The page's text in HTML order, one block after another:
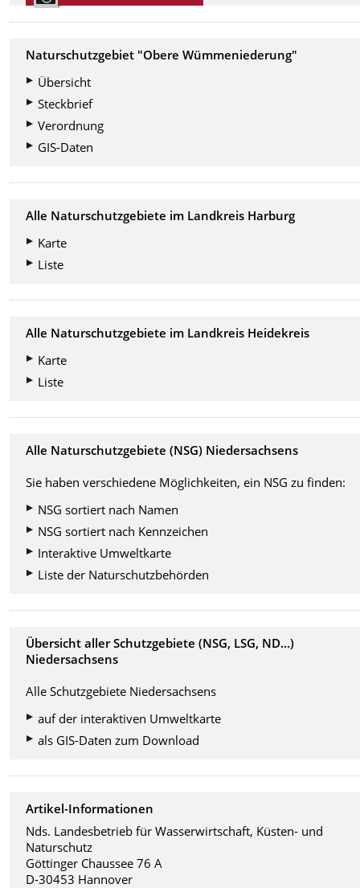
Naturschutzgebiet "Obere Wümmeniederung"
Übersicht
Steckbrief
Verordnung
GIS-Daten
Alle Naturschutzgebiete im Landkreis Harburg
Karte
Liste
Alle Naturschutzgebiete im Landkreis Heidekreis
Karte
Liste
Alle Naturschutzgebiete (NSG) Niedersachsens
Sie haben verschiedene Möglichkeiten, ein NSG zu finden:
NSG sortiert nach Namen
NSG sortiert nach Kennzeichen
Interaktive Umweltkarte
Liste der Naturschutzbehörden
Übersicht aller Schutzgebiete (NSG, LSG, ND...)
Niedersachsens
Alle Schutzgebiete Niedersachsens
auf der interaktiven Umweltkarte
als GIS-Daten zum Download
Artikel-Informationen
Nds. Landesbetrieb für Wasserwirtschaft, Küsten- und
Naturschutz
Göttinger Chaussee 76 A
D-30453 Hannover